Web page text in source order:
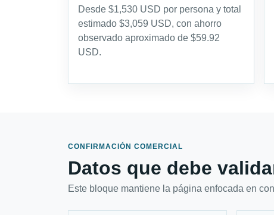
Desde $1,530 USD por persona y total
estimado $3,059 USD, con ahorro
observado aproximado de $59.92
USD.
CONFIRMACIÓN COMERCIAL
Datos que debe
Este bloque mantiene la página enfocada en